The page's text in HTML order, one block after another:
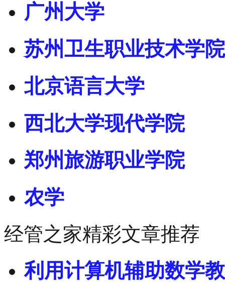
广州大学
苏州卫生职业技术学院
北京语言大学
西北大学现代学院
郑州旅游职业学院
农学
经管之家精彩文章推荐
利用计算机辅助数学